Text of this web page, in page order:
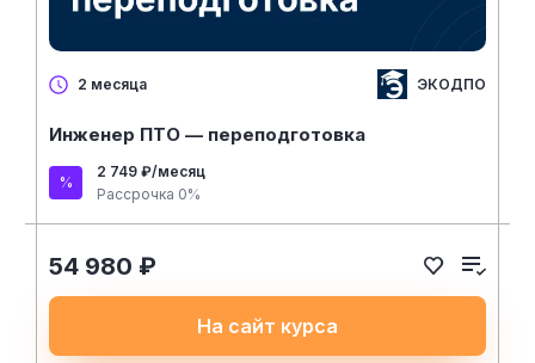
2 месяца ЭКОДПО
Инженер ПТО — переподготовка
2 749 ₽/месяц
Рассрочка 0%
54 980 ₽
На сайт курса